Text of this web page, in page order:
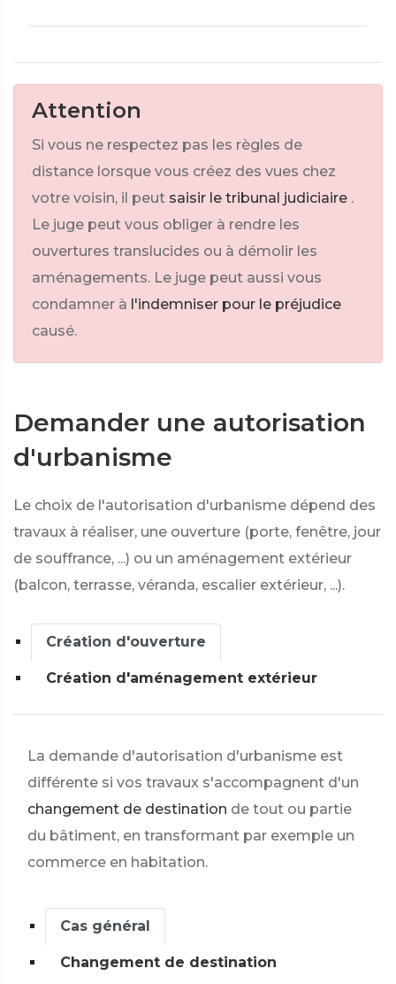
Attention
Si vous ne respectez pas les règles de
distance lorsque vous créez des vues chez
votre voisin, il peut saisir le tribunal judiciaire .
Le juge peut vous obliger à rendre les
ouvertures translucides ou à démolir les
aménagements. Le juge peut aussi vous
condamner à l'indemniser pour le préjudice
causé.
Demander une autorisation
d'urbanisme
Le choix de l'autorisation d'urbanisme dépend des
travaux à réaliser, une ouverture (porte, fenêtre, jour
de souffrance, ...) ou un aménagement extérieur
(balcon, terrasse, véranda, escalier extérieur, ...).
Création d'ouverture
Création d'aménagement extérieur
La demande d'autorisation d'urbanisme est
différente si vos travaux s'accompagnent d'un
changement de destination de tout ou partie
du bâtiment, en transformant par exemple un
commerce en habitation.
Cas général
Changement de destination